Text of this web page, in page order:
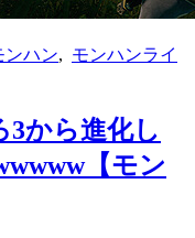
ンハン,モンハンライ
ハンで武器